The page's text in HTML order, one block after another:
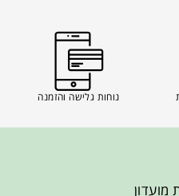
נוחות גלישה והזמנה
מועדון